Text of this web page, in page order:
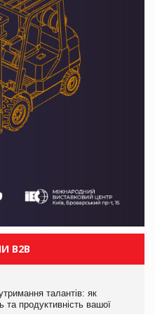
B2B
талантів: як
та продуктивність вашої